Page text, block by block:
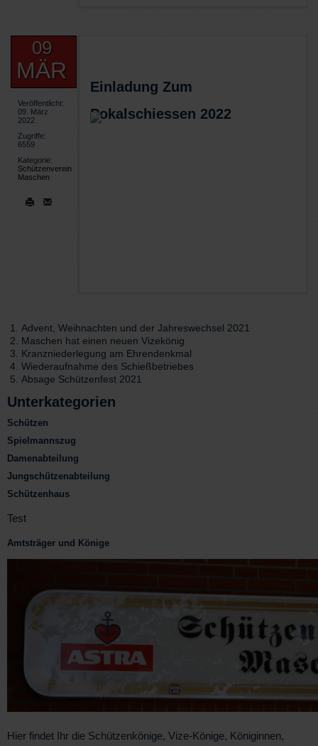
09
MÄR
Veröffentlicht:
09. März
2022
Zugriffe:
6559
Kategorie:
Schützenverein
Maschen
Einladung Zum
Pokalschiessen 2022
Advent, Weihnachten und der Jahreswechsel 2021
Maschen hat einen neuen Vizekönig
Kranzniederlegung am Ehrendenkmal
Wiederaufnahme des Schießbetriebes
Absage Schützenfest 2021
Unterkategorien
Schützen
Spielmannszug
Damenabteilung
Jungschützenabteilung
Schützenhaus
Test
Amtsträger und Könige
Hier findet Ihr die Schützenkönige, Vize-Könige, Königinnen,